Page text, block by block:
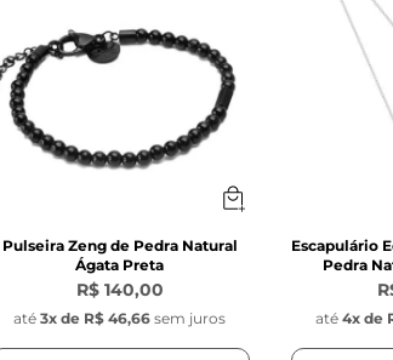
Pulseira Zeng de Pedra Natural
Ágata Preta
R$ 140,00
até 3x de R$ 46,66 sem juros
Escapulário
Pedra
até 4x de